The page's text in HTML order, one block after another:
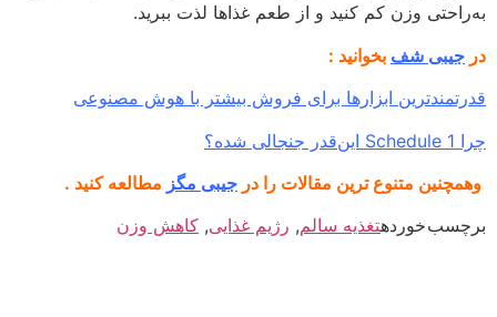
وزن کم کنید و از طعم غذاها لذت ببرید.
جیبی شف بخوانید :
ابزارها برای فروش بیشتر با هوش مصنوعی
متنوع ترین مقالات را در جیبی مگز مطالعه کنید .
خوردهتغذیه سالم,رژیم غذایی,کاهش وزن